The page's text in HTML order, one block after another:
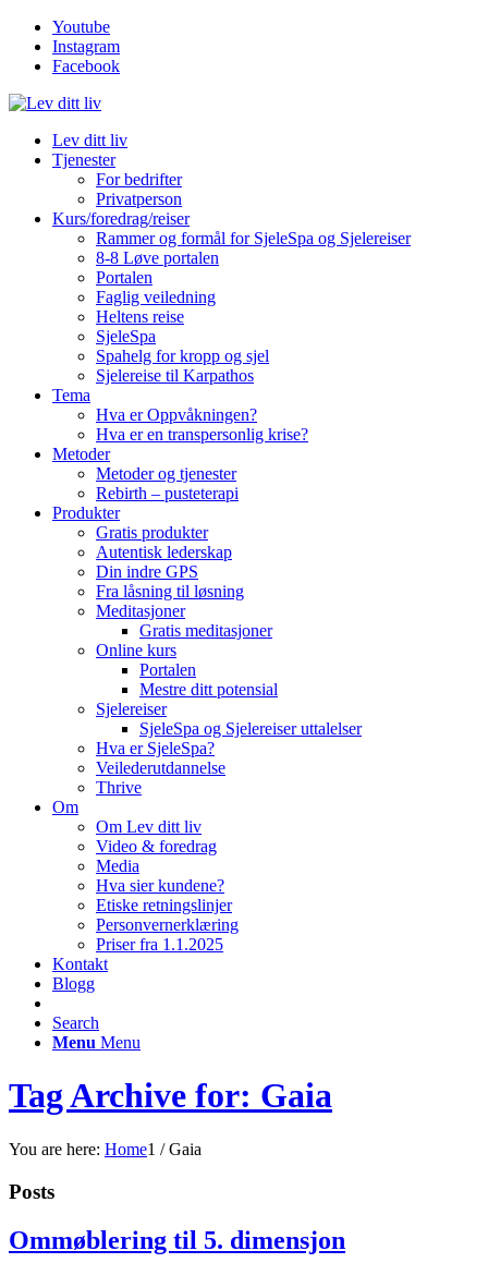
Youtube
Instagram
Facebook
Lev ditt liv
Tjenester
For bedrifter
Privatperson
Kurs/foredrag/reiser
Rammer og formål for SjeleSpa og Sjelereiser
8-8 Løve portalen
Portalen
Faglig veiledning
Heltens reise
SjeleSpa
Spahelg for kropp og sjel
Sjelereise til Karpathos
Tema
Hva er Oppvåkningen?
Hva er en transpersonlig krise?
Metoder
Metoder og tjenester
Rebirth – pusteterapi
Produkter
Gratis produkter
Autentisk lederskap
Din indre GPS
Fra låsning til løsning
Meditasjoner
Gratis meditasjoner
Online kurs
Portalen
Mestre ditt potensial
Sjelereiser
SjeleSpa og Sjelereiser uttalelser
Hva er SjeleSpa?
Veilederutdannelse
Thrive
Om
Om Lev ditt liv
Video & foredrag
Media
Hva sier kundene?
Etiske retningslinjer
Personvernerklæring
Priser fra 1.1.2025
Kontakt
Blogg
Search
Menu Menu
Tag Archive for: Gaia
You are here: Home1 / Gaia
Posts
Ommøblering til 5. dimensjon